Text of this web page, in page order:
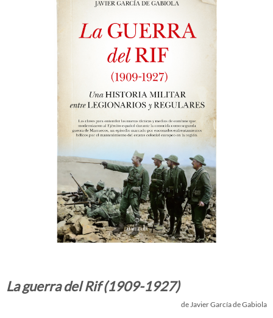
La guerra del Rif (1909-1927)
de Javier García de Gabiola